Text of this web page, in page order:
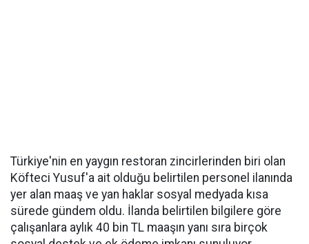
Türkiye'nin en yaygın restoran zincirlerinden biri olan
Köfteci Yusuf'a ait olduğu belirtilen personel ilanında
yer alan maaş ve yan haklar sosyal medyada kısa
sürede gündem oldu. İlanda belirtilen bilgilere göre
çalışanlara aylık 40 bin TL maaşın yanı sıra birçok